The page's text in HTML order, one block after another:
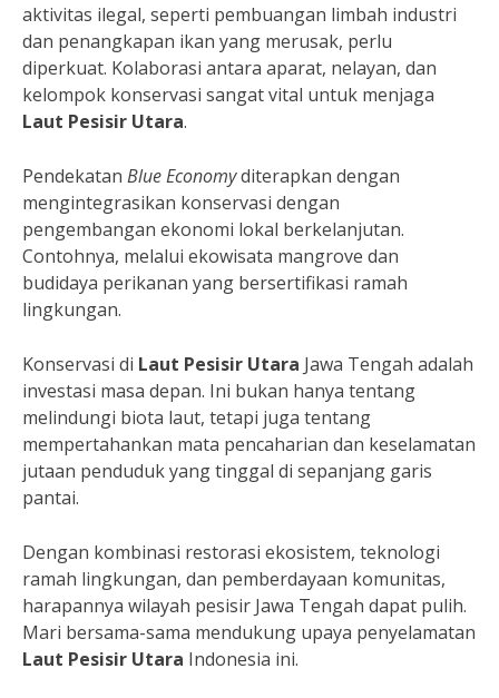
aktivitas ilegal, seperti pembuangan limbah industri
dan penangkapan ikan yang merusak, perlu
diperkuat. Kolaborasi antara aparat, nelayan, dan
kelompok konservasi sangat vital untuk menjaga
Laut Pesisir Utara.
Pendekatan Blue Economyditerapkan dengan
mengintegrasikan konservasi dengan
pengembangan ekonomi lokal berkelanjutan.
Contohnya, melalui ekowisata mangrove dan
budidaya perikanan yang bersertifikasi ramah
lingkungan.
Konservasi di Laut Pesisir Utara Jawa Tengah adalah
investasi masa depan. Ini bukan hanya tentang
melindungi biota laut, tetapi juga tentang
mempertahankan mata pencaharian dan keselamatan
jutaan penduduk yang tinggal di sepanjang garis
pantai.
Dengan kombinasi restorasi ekosistem, teknologi
ramah lingkungan, dan pemberdayaan komunitas,
harapannya wilayah pesisir Jawa Tengah dapat pulih.
Mari bersama-sama mendukung upaya penyelamatan
Laut Pesisir Utara Indonesia ini.